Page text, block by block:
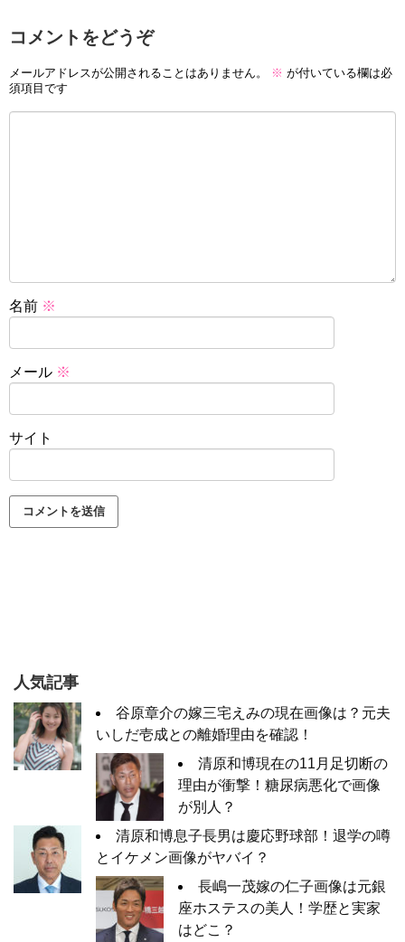
コメントをどうぞ
メールアドレスが公開されることはありません。 ※ が付いている欄は必
須項目です
名前 ※
メール ※
サイト
人気記事
谷原章介の嫁三宅えみの現在画像は？元夫
いしだ壱成との離婚理由を確認！
清原和博現在の11月足切断の
理由が衝撃！糖尿病悪化で画像
が別人？
清原和博息子長男は慶応野球部！退学の噂
とイケメン画像がヤバイ？
長嶋一茂嫁の仁子画像は元銀
座ホステスの美人！学歴と実家
はどこ？